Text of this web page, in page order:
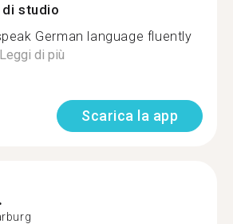
studio
German language fluently
Leggi di più
Scarica la app